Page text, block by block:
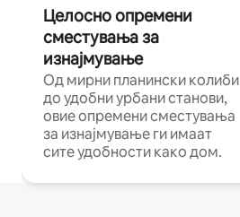
Целосно опремени
сместувања за
изнајмување
Од мирни планински колиби
до удобни урбани станови,
овие опремени сместувања
за изнајмување ги имаат
сите удобности како дом.